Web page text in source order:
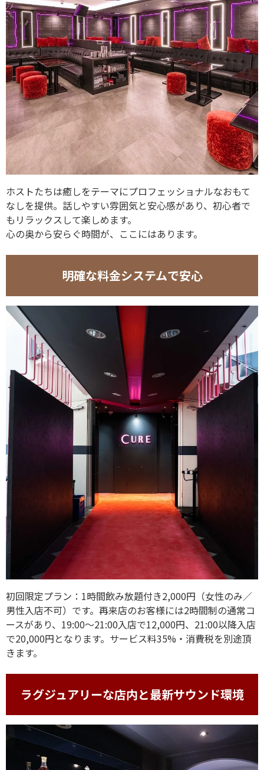
ホストたちは癒しをテーマにプロフェッショナルなおもて
なしを提供。話しやすい雰囲気と安心感があり、初心者で
もリラックスして楽しめます。
心の奥から安らぐ時間が、ここにはあります。
明確な料金システムで安心
初回限定プラン：1時間飲み放題付き2,000円（女性のみ／
男性入店不可）です。再来店のお客様には2時間制の通常コ
ースがあり、19:00～21:00入店で12,000円、21:00以降入店
で20,000円となります。サービス料35%・消費税を別途頂
きます。
ラグジュアリーな店内と最新サウンド環境